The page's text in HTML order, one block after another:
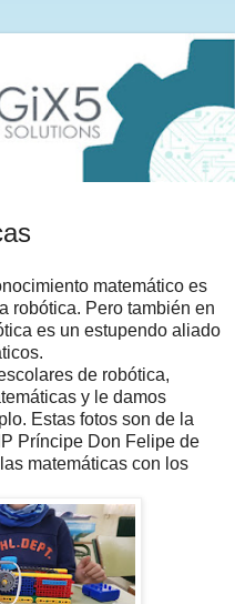
matemático es
robótica. Pero también en
es un estupendo aliado
de robótica,
y le damos
Estas fotos son de la
Príncipe Don Felipe de
matemáticas con los